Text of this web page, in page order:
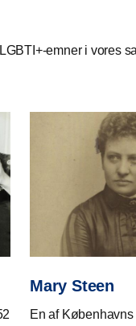
emner i vores
Mary Steen
En af